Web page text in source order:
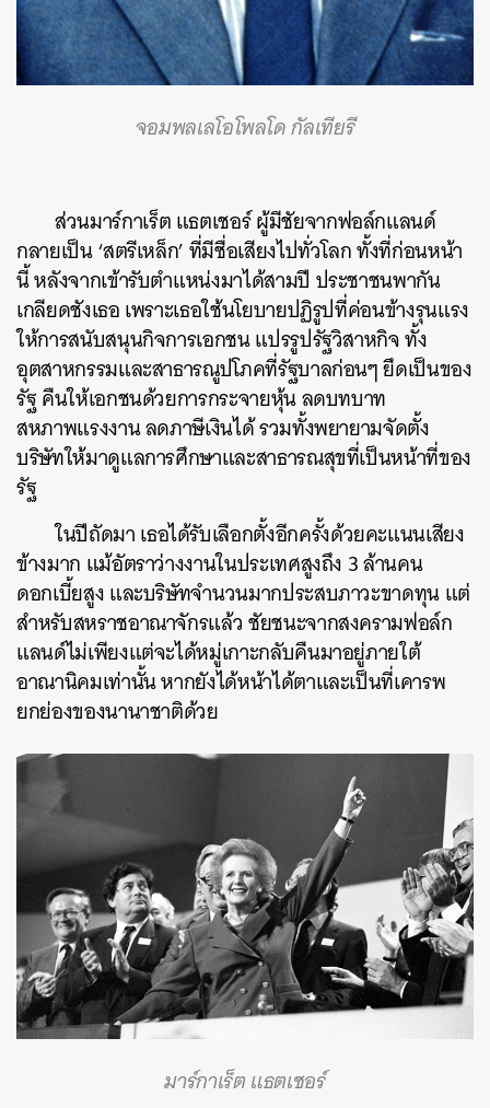
จอมพลเลโอโพลโด กัลเทียรี
ส่วนมาร์กาเร็ต แธตเชอร์ ผู้มีชัยจากฟอล์กแลนด์
กลายเป็น ‘สตรีเหล็ก’ ที่มีชื่อเสียงไปทั่วโลก ทั้งที่ก่อนหน้า
นี้ หลังจากเข้ารับตำแหน่งมาได้สามปี ประชาชนพากัน
เกลียดชังเธอ เพราะเธอใช้นโยบายปฏิรูปที่ค่อนข้างรุนแรง
ให้การสนับสนุนกิจการเอกชน แปรรูปรัฐวิสาหกิจ ทั้ง
อุตสาหกรรมและสาธารณูปโภคที่รัฐบาลก่อนๆ ยึดเป็นของ
รัฐ คืนให้เอกชนด้วยการกระจายหุ้น ลดบทบาท
สหภาพแรงงาน ลดภาษีเงินได้ รวมทั้งพยายามจัดตั้ง
บริษัทให้มาดูแลการศึกษาและสาธารณสุขที่เป็นหน้าที่ของ
รัฐ
ในปีถัดมา เธอได้รับเลือกตั้งอีกครั้งด้วยคะแนนเสียง
ข้างมาก แม้อัตราว่างงานในประเทศสูงถึง 3 ล้านคน
ดอกเบี้ยสูง และบริษัทจำนวนมากประสบภาวะขาดทุน แต่
สำหรับสหราชอาณาจักรแล้ว ชัยชนะจากสงครามฟอล์ก
แลนด์ไม่เพียงแต่จะได้หมู่เกาะกลับคืนมาอยู่ภายใต้
อาณานิคมเท่านั้น หากยังได้หน้าได้ตาและเป็นที่เคารพ
ยกย่องของนานาชาติด้วย
มาร์กาเร็ต แธตเชอร์
ค้นหา
SHARE TWEET LINE EMAIL